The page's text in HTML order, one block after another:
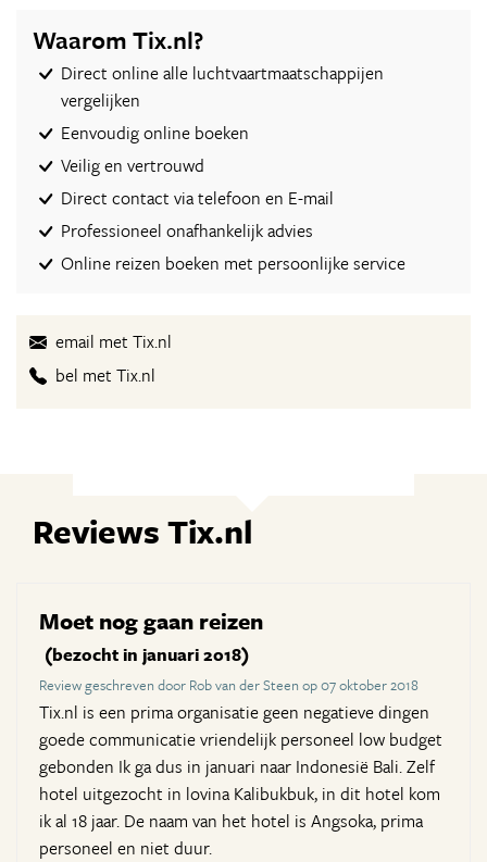
Waarom Tix.nl?
Direct online alle luchtvaartmaatschappijen
vergelijken
Eenvoudig online boeken
Veilig en vertrouwd
Direct contact via telefoon en E-mail
Professioneel onafhankelijk advies
Online reizen boeken met persoonlijke service
email met Tix.nl
bel met Tix.nl
Reviews Tix.nl
Moet nog gaan reizen
(bezocht in januari 2018)
Review geschreven door Rob van der Steen op 07 oktober 2018
Tix.nl is een prima organisatie geen negatieve dingen
goede communicatie vriendelijk personeel low budget
gebonden Ik ga dus in januari naar Indonesië Bali. Zelf
hotel uitgezocht in lovina Kalibukbuk, in dit hotel kom
ik al 18 jaar. De naam van het hotel is Angsoka, prima
personeel en niet duur.